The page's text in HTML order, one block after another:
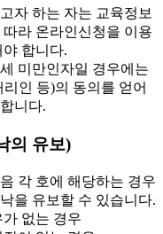
자 하는 자는 교육정보
라 온라인신청을 이용
합니다.
미만인자일 경우에는
인 등)의 동의를 얻어
니다.
의 유보)
각 호에 해당하는 경우
을 유보할 수 있습니다.
없는 경우